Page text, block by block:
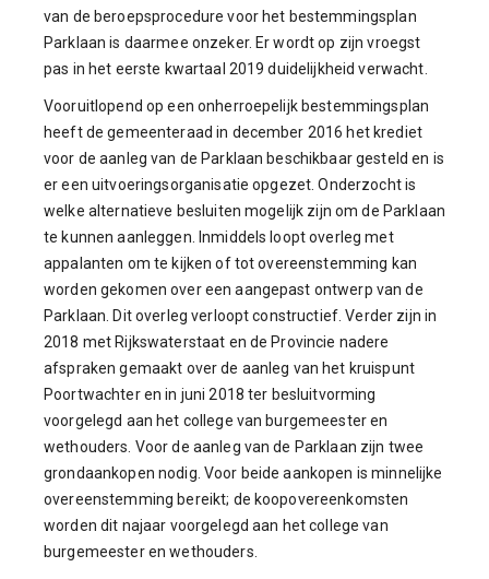
van de beroepsprocedure voor het bestemmingsplan
Parklaan is daarmee onzeker. Er wordt op zijn vroegst
pas in het eerste kwartaal 2019 duidelijkheid verwacht.
Vooruitlopend op een onherroepelijk bestemmingsplan
heeft de gemeenteraad in december 2016 het krediet
voor de aanleg van de Parklaan beschikbaar gesteld en is
er een uitvoeringsorganisatie opgezet. Onderzocht is
welke alternatieve besluiten mogelijk zijn om de Parklaan
te kunnen aanleggen. Inmiddels loopt overleg met
appalanten om te kijken of tot overeenstemming kan
worden gekomen over een aangepast ontwerp van de
Parklaan. Dit overleg verloopt constructief. Verder zijn in
2018 met Rijkswaterstaat en de Provincie nadere
afspraken gemaakt over de aanleg van het kruispunt
Poortwachter en in juni 2018 ter besluitvorming
voorgelegd aan het college van burgemeester en
wethouders. Voor de aanleg van de Parklaan zijn twee
grondaankopen nodig. Voor beide aankopen is minnelijke
overeenstemming bereikt; de koopovereenkomsten
worden dit najaar voorgelegd aan het college van
burgemeester en wethouders.